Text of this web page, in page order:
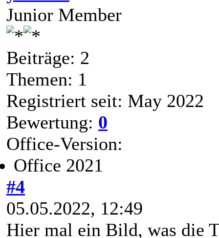
Junior Member
Beiträge: 2
Themen: 1
Registriert seit: May 2022
Bewertung: 0
Office-Version:
Office 2021
#4
05.05.2022, 12:49
Hier mal ein Bild, was die